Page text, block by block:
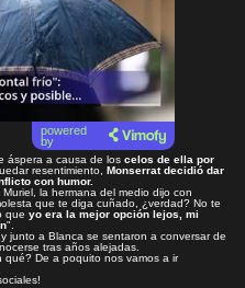
powered
by
áspera a causa de los celos de ella por
resentimiento, Monserrat decidió dar
con humor.
la hermana del medio dijo con
que te diga cuñado, ¿verdad? No te
que yo era la mejor opción lejos, mi
".
junto a Blanca se sentaron a conversar de
tras años alejadas.
qué? De a poquito nos vamos a ir